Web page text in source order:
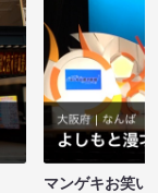
マンゲキお笑い